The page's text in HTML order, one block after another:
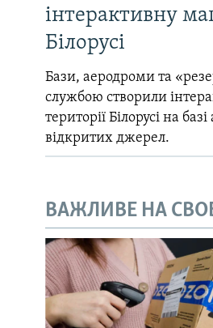
інтерактивну
Білорусі
Бази, аеродроми та
службою створили
території Білорусі на
відкритих джерел.
ВАЖЛИВЕ НА